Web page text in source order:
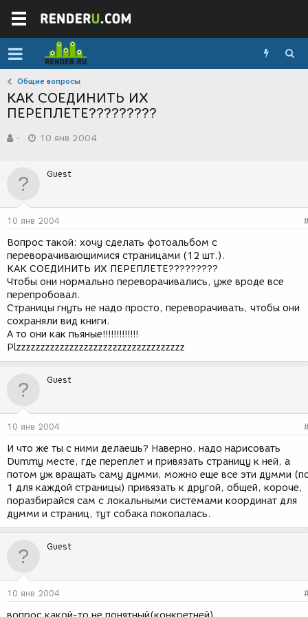
Общие вопросы
КАК СОЕДИНИТЬ ИХ
ПЕРЕПЛЕТЕ?????????
в
р
м
-
а
д
н
и
я
10 янв 2004
Guest
10 янв 2004
Вопрос такой: хочу сделать фотоальбом с
переворачивающимися страницами (12 шт.).
КАК СОЕДИНИТЬ ИХ ПЕРЕПЛЕТЕ?????????
Чтобы они нормально переворачивались, уже вроде все
перепробовал.
Страницы гнуть не надо просто, переворачивать, чтобы они
сохраняли вид книги.
А то они как пьяные!!!!!!!!!!!!!
Plzzzzzzzzzzzzzzzzzzzzzzzzzzzzzzzzzzz
Guest
10 янв 2004
И что же ты с ними делаешь? Наверно, надо нарисовать
Dummy месте, где переплет и привязать страницу к ней, а
потом уж вращать саму думми, можно еще все эти думми
1 для каждой страницы) привязать к другой, общей, короче,
поразбирайся сам с локальными системами координат для
думми и страниц, тут собака покопалась.
Guest
10 янв 2004